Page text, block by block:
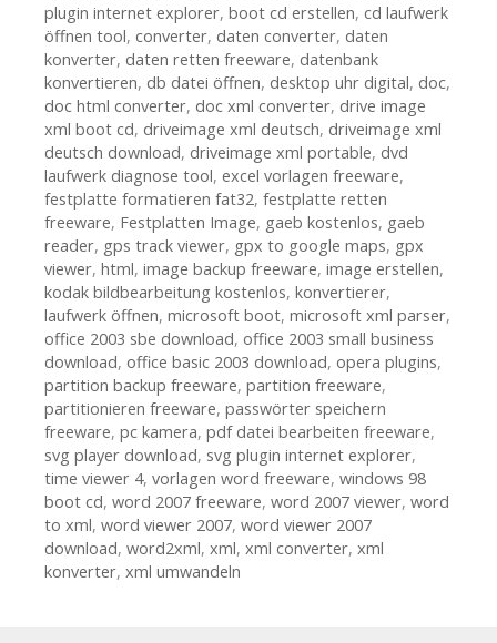
plugin internet explorer, boot cd erstellen, cd laufwerk
öffnen tool, converter, daten converter, daten
konverter, daten retten freeware, datenbank
konvertieren, db datei öffnen, desktop uhr digital, doc,
doc html converter, doc xml converter, drive image
xml boot cd, driveimage xml deutsch, driveimage xml
deutsch download, driveimage xml portable, dvd
laufwerk diagnose tool, excel vorlagen freeware,
festplatte formatieren fat32, festplatte retten
freeware, Festplatten Image, gaeb kostenlos, gaeb
reader, gps track viewer, gpx to google maps, gpx
viewer, html, image backup freeware, image erstellen,
kodak bildbearbeitung kostenlos, konvertierer,
laufwerk öffnen, microsoft boot, microsoft xml parser,
office 2003 sbe download, office 2003 small business
download, office basic 2003 download, opera plugins,
partition backup freeware, partition freeware,
partitionieren freeware, passwörter speichern
freeware, pc kamera, pdf datei bearbeiten freeware,
svg player download, svg plugin internet explorer,
time viewer 4, vorlagen word freeware, windows 98
boot cd, word 2007 freeware, word 2007 viewer, word
to xml, word viewer 2007, word viewer 2007
download, word2xml, xml, xml converter, xml
konverter, xml umwandeln